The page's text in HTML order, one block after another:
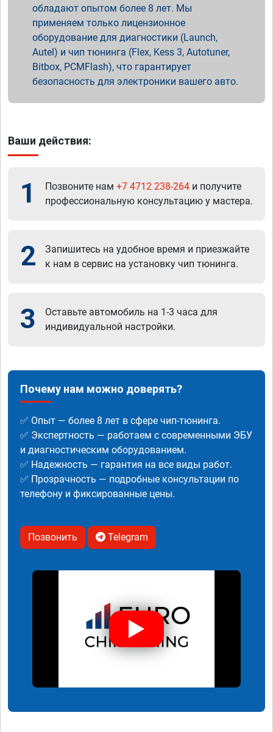
обладают опытом более 8 лет. Мы
применяем только лицензионное
оборудование для диагностики (Launch,
Autel) и чип тюнинга (Flex, Kess 3, Autotuner,
Bitbox, PCMFlash), что гарантирует
безопасность для электроники вашего авто.
Ваши действия:
1 Позвоните нам +7 4712 238-264 и получите
профессиональную консультацию у мастера.
2
Запишитесь на удобное время и приезжайте
к нам в сервис на установку чип тюнинга.
3
Оставьте автомобиль на 1-3 часа для
индивидуальной настройки.
Почему нам можно доверять?
✅ Опыт — более 8 лет в сфере чип-тюнинга.
✅ Экспертность — работаем с современными ЭБУ
и диагностическим оборудованием.
✅ Надежность — гарантия на все виды работ.
✅ Прозрачность — подробные консультации по
телефону и фиксированные цены.
Позвонить Telegram